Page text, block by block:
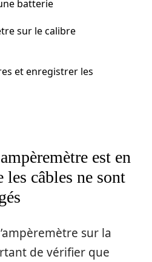
batterie
sur le calibre
et enregistrer les
est en
les câbles ne sont
sur la
de vérifier que